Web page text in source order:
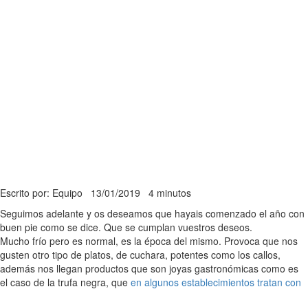
Escrito por: Equipo 13/01/2019 4 minutos
Seguimos adelante y os deseamos que hayais comenzado el año con
buen pie como se dice. Que se cumplan vuestros deseos.
Mucho frío pero es normal, es la época del mismo. Provoca que nos
gusten otro tipo de platos, de cuchara, potentes como los callos,
además nos llegan productos que son joyas gastronómicas como es
el caso de la trufa negra, que en algunos establecimientos tratan con